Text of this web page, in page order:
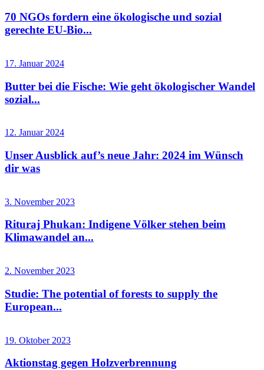
70 NGOs fordern eine ökologische und sozial
gerechte EU-Bio...
17. Januar 2024
Butter bei die Fische: Wie geht ökologischer Wandel
sozial...
12. Januar 2024
Unser Ausblick auf’s neue Jahr: 2024 im Wünsch
dir was
3. November 2023
Rituraj Phukan: Indigene Völker stehen beim
Klimawandel an...
2. November 2023
Studie: The potential of forests to supply the
European...
19. Oktober 2023
Aktionstag gegen Holzverbrennung